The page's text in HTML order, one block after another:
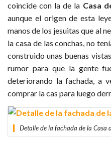
coincide con la de la Casa
aunque el origen de esta
manos de los jesuitas que al
la casa de las conchas, no
construido unas buenas
rumor para que la gente
deteriorando la fachada, a
comprar la cas para luego
Detalle de la fachada de la Casa